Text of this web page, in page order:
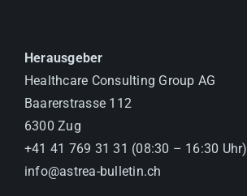
Herausgeber
Healthcare Consulting Group AG
Baarerstrasse 112
6300 Zug
+41 41 769 31 31 (08:30 – 16:30 Uhr)
info@astrea-bulletin.ch